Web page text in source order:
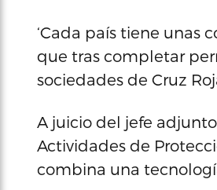
‘Cada país tiene unas
que tras completar
sociedades de Cruz
A juicio del jefe
Actividades de
combina una